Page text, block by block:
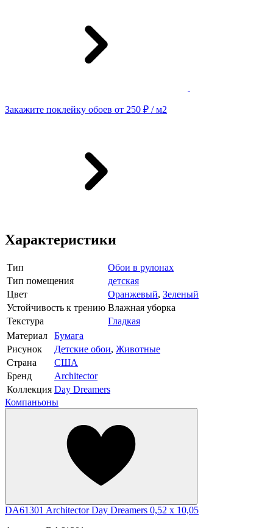
Закажите поклейку обоев от 250 ₽ / м2
Характеристики
Тип
Обои в рулонах
Тип помещения
детская
Цвет
Оранжевый, Зеленый
Устойчивость к трению Влажная уборка
Текстура
Гладкая
Материал
Бумага
Рисунок
Детские обои, Животные
Страна
США
Бренд
Architector
Коллекция Day Dreamers
Компаньоны
DA61301 Architector Day Dreamers 0,52 x 10,05